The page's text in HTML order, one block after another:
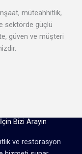
müteahhitlik,
sektörde güçlü
güven ve müşteri
Bizi Arayın
ve restorasyon